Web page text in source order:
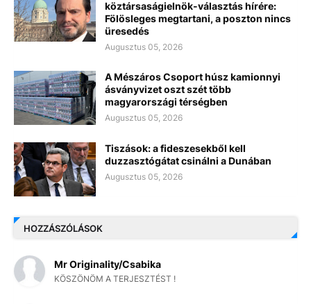
köztársaságielnök-választás hírére:
Fölösleges megtartani, a poszton nincs
üresedés
Augusztus 05, 2026
A Mészáros Csoport húsz kamionnyi
ásványvizet oszt szét több
magyarországi térségben
Augusztus 05, 2026
Tiszások: a fideszesekből kell
duzzasztógátat csinálni a Dunában
Augusztus 05, 2026
HOZZÁSZÓLÁSOK
Mr Originality/Csabika
KÖSZÖNÖM A TERJESZTÉST !